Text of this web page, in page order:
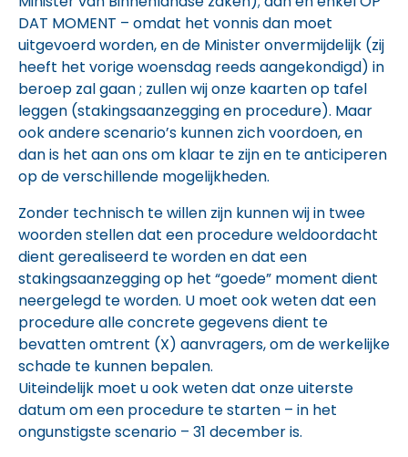
DAT MOMENT – omdat het vonnis dan moet
uitgevoerd worden, en de Minister onvermijdelijk (zij
heeft het vorige woensdag reeds aangekondigd) in
beroep zal gaan ; zullen wij onze kaarten op tafel
leggen (stakingsaanzegging en procedure). Maar
ook andere scenario’s kunnen zich voordoen, en
dan is het aan ons om klaar te zijn en te anticiperen
op de verschillende mogelijkheden.
Zonder technisch te willen zijn kunnen wij in twee
woorden stellen dat een procedure weldoordacht
dient gerealiseerd te worden en dat een
stakingsaanzegging op het “goede” moment dient
neergelegd te worden. U moet ook weten dat een
procedure alle concrete gegevens dient te
bevatten omtrent (X) aanvragers, om de werkelijke
schade te kunnen bepalen.
Uiteindelijk moet u ook weten dat onze uiterste
datum om een procedure te starten – in het
ongunstigste scenario – 31 december is.